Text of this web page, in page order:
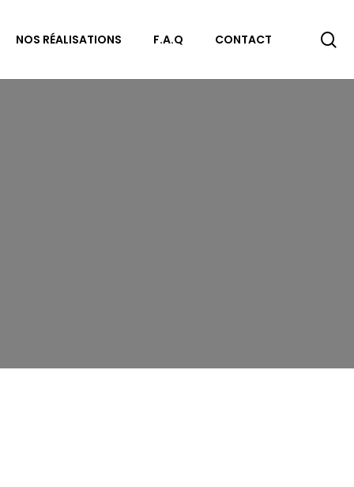
NOS RÉALISATIONS F.A.Q CONTACT